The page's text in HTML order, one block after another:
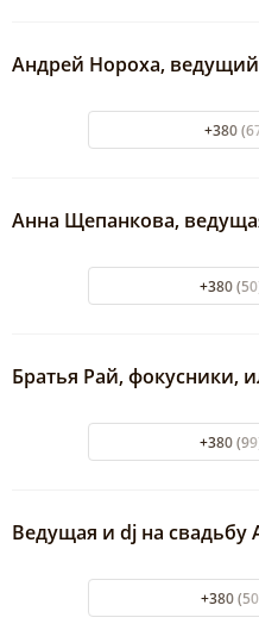
Андрей Нороха, ведущий
+380
Анна Щепанкова,
+380
Братья Рай, фокусники,
+380
Ведущая и dj на свадьбу
+380